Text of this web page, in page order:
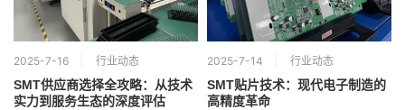
2025-7-16 行业动态
SMT供应商选择全攻略：从技术
实力到服务生态的深度评估
2025-7-14 行业动态
SMT贴片技术：现代电子制造的
高精度革命